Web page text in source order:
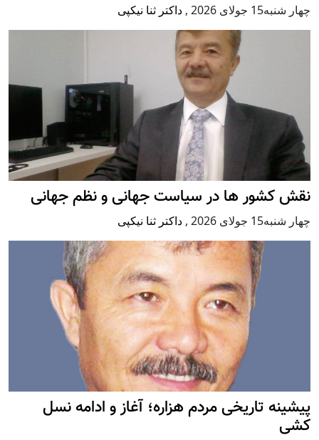
چهار شنبه15 جولای 2026 ,داکتر ثنا نیکپی
نقش کشور ها در سیاست جهانی و نظم جهانی
چهار شنبه15 جولای 2026 ,داکتر ثنا نیکپی
پيشينه تاريخی مردم هزاره؛ آغاز و ادامه نسل
کشی